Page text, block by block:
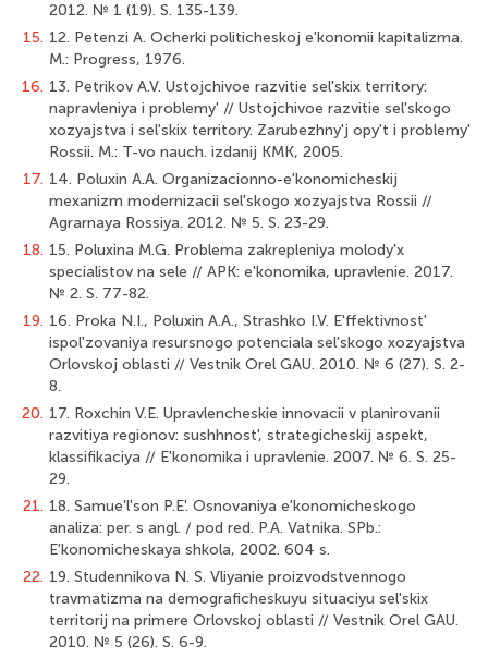
2012. № 1 (19). S. 135-139.
15. 12. Petenzi A. Ocherki politicheskoj e'konomii kapitalizma.
M.: Progress, 1976.
16. 13. Petrikov A.V. Ustojchivoe razvitie sel'skix territory:
napravleniya i problemy' // Ustojchivoe razvitie sel'skogo
xozyajstva i sel'skix territory. Zarubezhny'j opy't i problemy'
Rossii. M.: T-vo nauch. izdanij KMK, 2005.
17. 14. Poluxin A.A. Organizacionno-e'konomicheskij
mexanizm modernizacii sel'skogo xozyajstva Rossii //
Agrarnaya Rossiya. 2012. № 5. S. 23-29.
18. 15. Poluxina M.G. Problema zakrepleniya molody'x
specialistov na sele // APK: e'konomika, upravlenie. 2017.
№ 2. S. 77-82.
19. 16. Proka N.I., Poluxin A.A., Strashko I.V. E'ffektivnost'
ispol'zovaniya resursnogo potenciala sel'skogo xozyajstva
Orlovskoj oblasti // Vestnik Orel GAU. 2010. № 6 (27). S. 2-
8.
20. 17. Roxchin V.E. Upravlencheskie innovacii v planirovanii
razvitiya regionov: sushhnost', strategicheskij aspekt,
klassifikaciya // E'konomika i upravlenie. 2007. № 6. S. 25-
29.
21. 18. Samue'l'son P.E'. Osnovaniya e'konomicheskogo
analiza: per. s angl. / pod red. P.A. Vatnika. SPb.:
E'konomicheskaya shkola, 2002. 604 s.
22. 19. Studennikova N. S. Vliyanie proizvodstvennogo
travmatizma na demograficheskuyu situaciyu sel'skix
territorij na primere Orlovskoj oblasti // Vestnik Orel GAU.
2010. № 5 (26). S. 6-9.